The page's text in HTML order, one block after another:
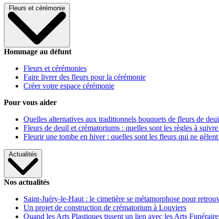
Fleurs et cérémonie
Hommage au défunt
Fleurs et cérémonies
Faire livrer des fleurs pour la cérémonie
Créer votre espace cérémonie
Pour vous aider
Quelles alternatives aux traditionnels bouquets de fleurs de
Fleurs de deuil et crématoriums : quelles sont les règles à
Fleurir une tombe en hiver : quelles sont les fleurs qui ne gèlent
Actualités
Nos actualités
Saint-Juéry-le-Haut : le cimetière se métamorphose pour
Un projet de construction de crématorium à Louviers
Quand les Arts Plastiques tissent un lien avec les Arts